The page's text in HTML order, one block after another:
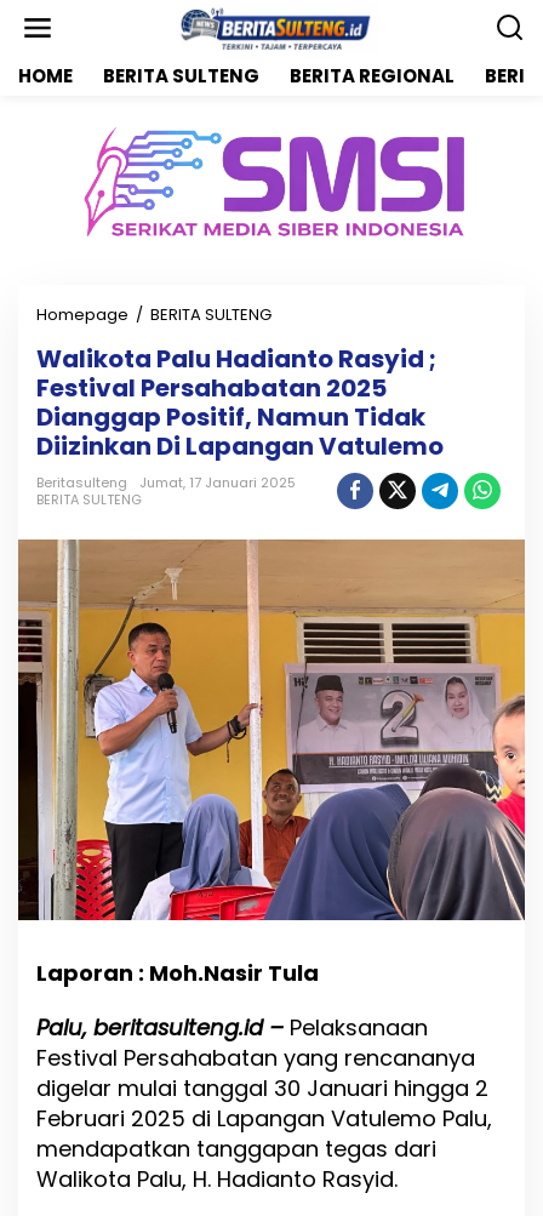
HOME BERITA SULTENG BERITA REGIONAL
Homepage / BERITA SULTENG
l
i
k
o
t
a
l
a
R
a
s
d
s
i
v
a
P
e
s
Walikota Palu Hadianto Rasyid ;
Festival Persahabatan 2025
Dianggap Positif, Namun Tidak
Diizinkan Di Lapangan Vatulemo
Beritasulteng
Jumat, 17 Januari 2025
BERITA SULTENG
Laporan : Moh.Nasir Tula
Palu, beritasulteng.id – Pelaksanaan
Festival Persahabatan yang rencananya
digelar mulai tanggal 30 Januari hingga 2
Februari 2025 di Lapangan Vatulemo Palu,
mendapatkan tanggapan tegas dari
Walikota Palu, H. Hadianto Rasyid.